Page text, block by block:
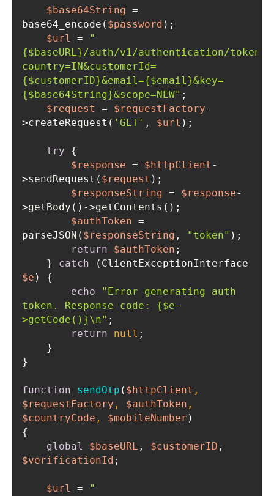
$base64String =
base64_encode( $password
$url =
"
{$baseURL}/auth/v1/authentication/token?
country=IN&customerId=
{$customerID}&email={$email}&key=
{$base64String}&scope=NEW"
$request = $requestFactory-
>createRequest( 'GET' , $url
try
$response = $httpClient -
>sendRequest( $request
$responseString = $response-
$authToken =
parseJSON( $responseString , "token"
return
$authToken
    }
catch
$e
echo
"Error generating auth
token. Response code: {$e-
>getCode()}\n"
return
null
function sendOtp ( $httpClient
$requestFactory , $authToken
$countryCode , $mobileNumber
global
$baseURL , $customerID
$verificationId
$url =
"